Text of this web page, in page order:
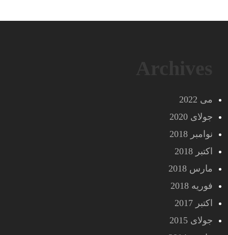
می 2022
جولای 2020
نوامبر 2018
اکتبر 2018
مارس 2018
فوریه 2018
اکتبر 2017
جولای 2015